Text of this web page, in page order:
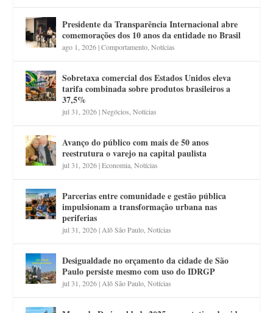
Presidente da Transparência Internacional abre
comemorações dos 10 anos da entidade no Brasil
ago 1, 2026|Comportamento ,Notícias
Sobretaxa comercial dos Estados Unidos eleva
tarifa combinada sobre produtos brasileiros a
37,5%
jul 31, 2026|Negócios ,Notícias
Avanço do público com mais de 50 anos
reestrutura o varejo na capital paulista
jul 31, 2026|Economia ,Notícias
Parcerias entre comunidade e gestão pública
impulsionam a transformação urbana nas
periferias
jul 31, 2026| Alô São Paulo ,Notícias
Desigualdade no orçamento da cidade de São
Paulo persiste mesmo com uso do IDRGP
jul 31, 2026| Alô São Paulo ,Notícias